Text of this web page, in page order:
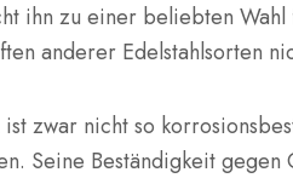
ihn zu einer beliebten
anderer Edelstahlsorten
ist zwar nicht so
Seine Beständigkeit gegen